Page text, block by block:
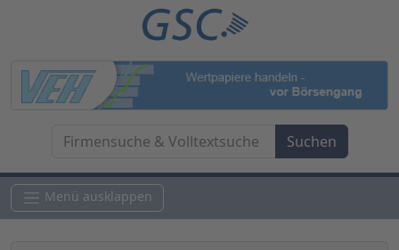
Menü ausklappen